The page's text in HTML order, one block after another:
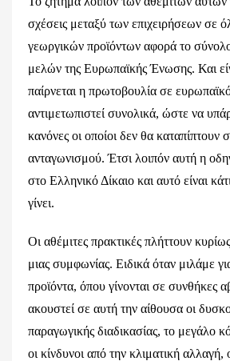
σχέσεις μεταξύ των επιχειρήσεων σε
γεωργικών προϊόντων αφορά το
μελών της Ευρωπαϊκής Ένωσης. Και
παίρνεται η πρωτοβουλία σε
αντιμετωπιστεί συνολικά, ώστε να
κανόνες οι οποίοι δεν θα καταπίπτουν
ανταγωνισμού. Έτσι λοιπόν αυτή η
στο Ελληνικό Δίκαιο και αυτό είναι
γίνει.
Οι αθέμιτες πρακτικές πλήττουν
μιας συμφωνίας. Ειδικά όταν μιλάμε
προϊόντα, όπου γίνονται σε συνθήκες
ακουστεί σε αυτή την αίθουσα οι
παραγωγικής διαδικασίας, το μεγάλο
οι κίνδυνοι από την κλιματική